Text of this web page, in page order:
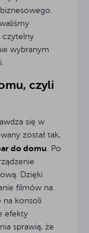
czytelny
wybranym
czyli
się w
został tak,
do domu. Po
Dzięki
filmów na
na konsoli
efekty
sprawią, że